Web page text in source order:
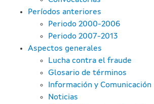
Períodos anteriores
Periodo 2000-2006
Periodo 2007-2013
Aspectos generales
Lucha contra el fraude
Glosario de términos
Información y Comunicación
Noticias